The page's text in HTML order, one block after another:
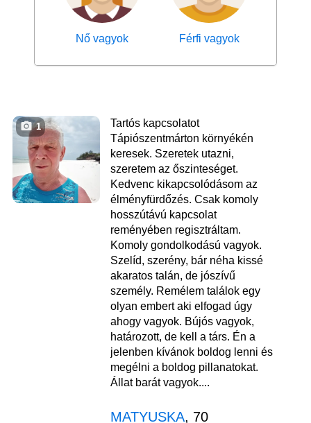
Nő vagyok Férfi vagyok
1
Tartós kapcsolatot
Tápiószentmárton környékén
keresek. Szeretek utazni,
szeretem az őszinteséget.
Kedvenc kikapcsolódásom az
élményfürdőzés. Csak komoly
hosszútávú kapcsolat
reményében regisztráltam.
Komoly gondolkodású vagyok.
Szelíd, szerény, bár néha kissé
akaratos talán, de jószívű
személy. Remélem találok egy
olyan embert aki elfogad úgy
ahogy vagyok. Bújós vagyok,
határozott, de kell a társ. Én a
jelenben kívánok boldog lenni és
megélni a boldog pillanatokat.
Állat barát vagyok....
MATYUSKA, 70